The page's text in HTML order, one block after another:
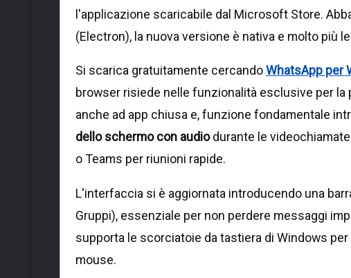
l'applicazione scaricabile dal Microsoft Store.
(Electron), la nuova versione è nativa e molto più
Si scarica gratuitamente cercandoWhatsApp per
browser risiede nelle funzionalità esclusive per
anche ad app chiusa e, funzione fondamentale
dello schermo con audiodurante le
o Teams per riunioni rapide.
L'interfaccia si è aggiornata introducendo una
Gruppi), essenziale per non perdere messaggi
supporta le scorciatoie da tastiera di Windows
mouse.